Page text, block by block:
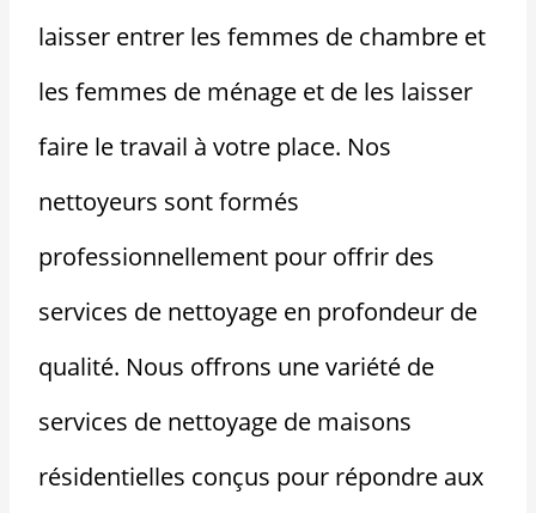
laisser entrer les femmes de chambre et
les femmes de ménage et de les laisser
faire le travail à votre place. Nos
nettoyeurs sont formés
professionnellement pour offrir des
services de nettoyage en profondeur de
qualité. Nous offrons une variété de
services de nettoyage de maisons
résidentielles conçus pour répondre aux